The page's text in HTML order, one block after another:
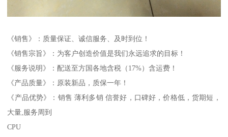
《销售》：质量保证、诚信服务、及时到位！
《销售宗旨》：为客户创造价值是我们永远追求的目标！
《服务说明》：配送至方国各地含税（17%）含运费！
《产品质量》：原装新品，质保一年！
《产品优势》：销售 薄利多销 信誉好，口碑好，价格低，货期短，
大量,服务周到
CPU